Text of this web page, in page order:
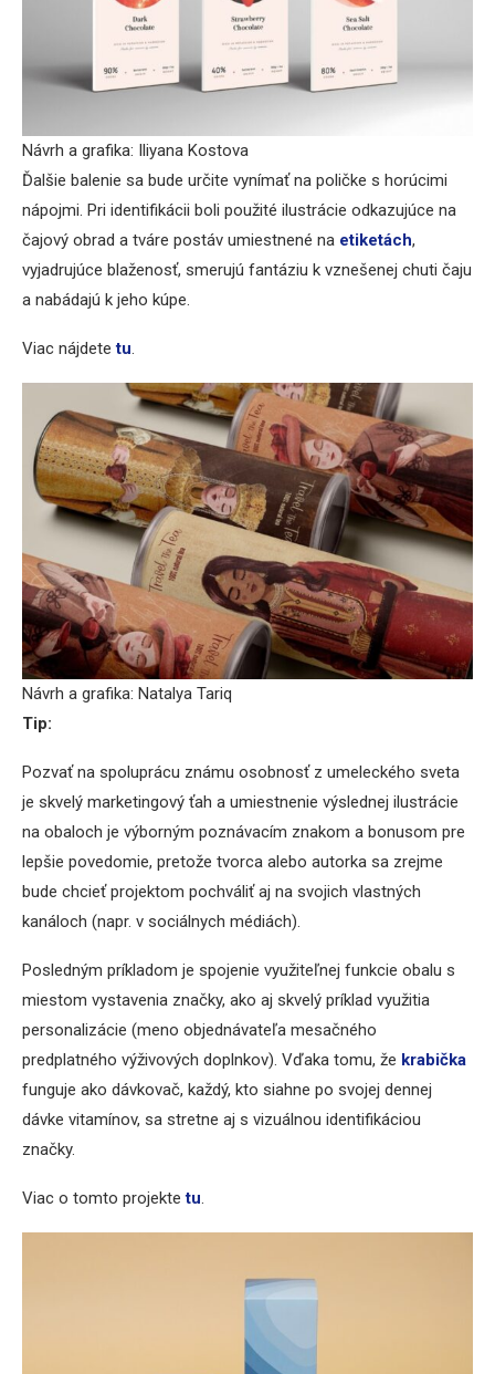
Návrh a grafika: Iliyana Kostova
Ďalšie balenie sa bude určite vynímať na poličke s horúcimi
nápojmi. Pri identifikácii boli použité ilustrácie odkazujúce na
čajový obrad a tváre postáv umiestnené na etiketách,
vyjadrujúce blaženosť, smerujú fantáziu k vznešenej chuti čaju
a nabádajú k jeho kúpe.
Viac nájdetetu.
Návrh a grafika: Natalya Tariq
Tip:
Pozvať na spoluprácu známu osobnosť z umeleckého sveta
je skvelý marketingový ťah a umiestnenie výslednej ilustrácie
na obaloch je výborným poznávacím znakom a bonusom pre
lepšie povedomie, pretože tvorca alebo autorka sa zrejme
bude chcieť projektom pochváliť aj na svojich vlastných
kanáloch (napr. v sociálnych médiách).
Posledným príkladom je spojenie využiteľnej funkcie obalu s
miestom vystavenia značky, ako aj skvelý príklad využitia
personalizácie (meno objednávateľa mesačného
predplatného výživových doplnkov). Vďaka tomu, že krabička
funguje ako dávkovač, každý, kto siahne po svojej dennej
dávke vitamínov, sa stretne aj s vizuálnou identifikáciou
značky.
Viac o tomto projektetu.